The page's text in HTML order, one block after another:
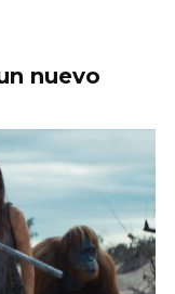
nuevo